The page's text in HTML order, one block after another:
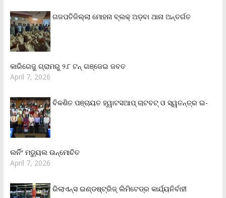
ଗଜପତିଜିଲ୍ଲା ମୋହନା ବ୍ଲକ୍‌ ଅଡ଼ବା ଥାନା ଅନ୍ତର୍ଗତ
କାରିଗେଜୁ ଗ୍ରାମରୁ ୨.୮ ଟନ୍ ଗଞ୍ଜେଇ ଜବତ
April 7, 2026
ବିକଶିତ ପଞ୍ଚାୟତ ହ୍ୱାଟସଆପ୍ ଚାଟବଟ୍ ଓ ସ୍ୱତନ୍ତ୍ର ଇ-
ଲର୍ନିଂ ମଡ୍ୟୁଲ ଉନ୍ମୋଚିତ
April 7, 2026
ରିଲାଏନ୍‌ସ ଇଣ୍ଡଷ୍ଟ୍ରିଜ୍ ଲିମିଟେଡ୍‌ର କାର୍ଯ୍ୟନିର୍ବାହୀ